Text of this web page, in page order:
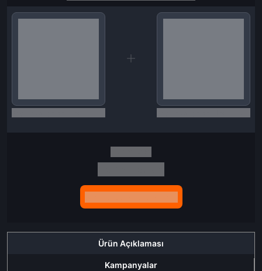
Ürün Açıklaması
Kampanyalar